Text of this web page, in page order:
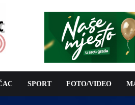
SPORT FOTO/VIDEO